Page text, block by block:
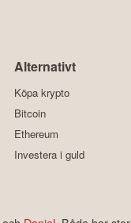
Alternativt
Köpa krypto
Bitcoin
Ethereum
Investera i guld